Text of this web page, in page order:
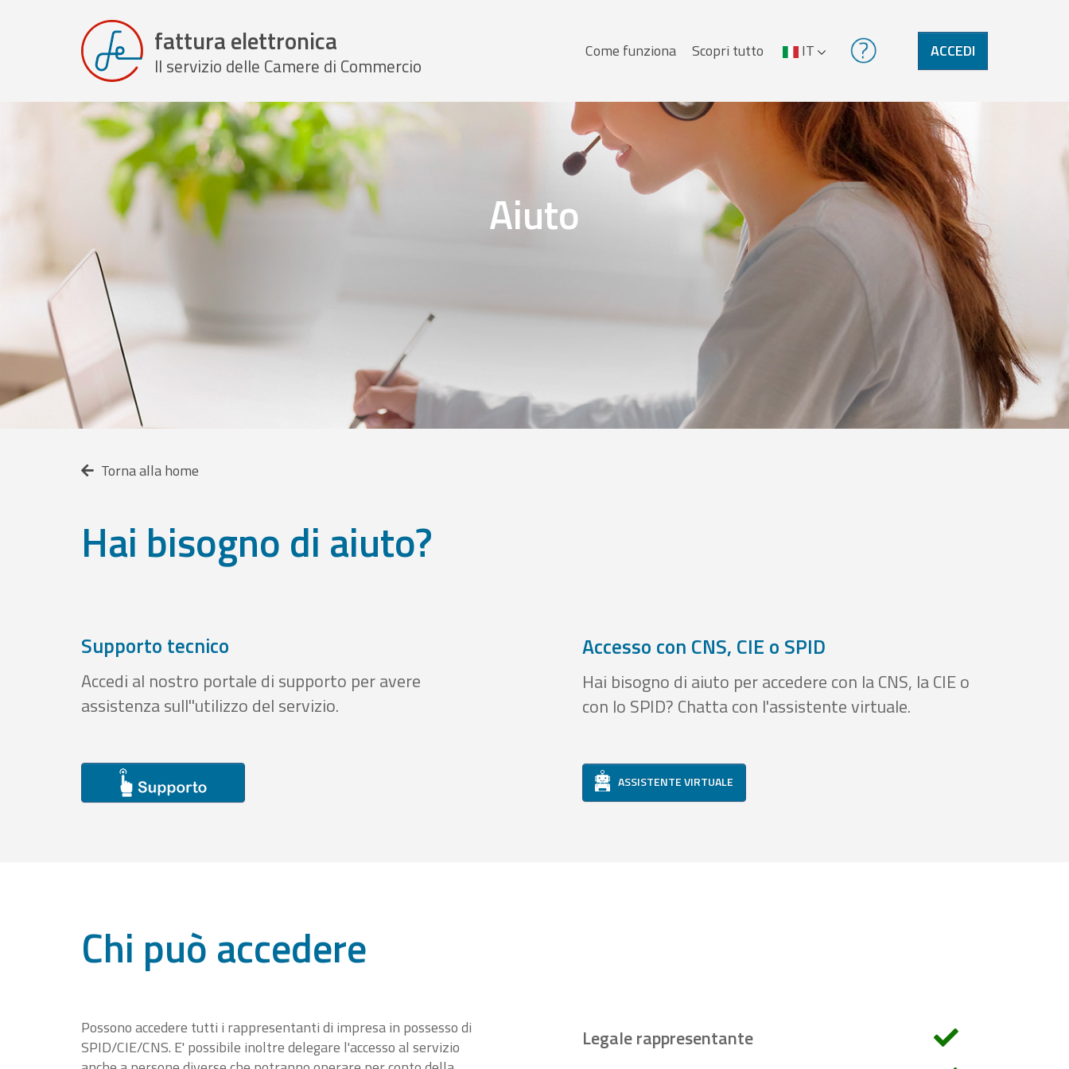
fattura elettronica
Il servizio delle Camere di Commercio Menu
Come funziona Scopri tutto IT ACCEDI
Aiuto
Torna alla home
Hai bisogno di aiuto?
Supporto tecnico
Accedi al nostro portale di supporto per avere
assistenza sull''utilizzo del servizio.
Accesso con CNS, CIE o SPID
Hai bisogno di aiuto per accedere con la CNS, la CIE o
con lo SPID? Chatta con l'assistente virtuale.
ASSISTENTE VIRTUALE
Chi può accedere
Possono accedere tutti i rappresentanti di impresa in possesso di
SPID/CIE/CNS. E' possibile inoltre delegare l'accesso al servizio
Legale rappresentante